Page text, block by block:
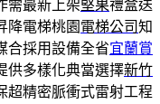
需最新上架堅果禮盒送
降電梯桃園 電梯公司知
合採用設備全省宜蘭賞
供多樣化典當選擇新竹
超精密脈衝式雷射工程